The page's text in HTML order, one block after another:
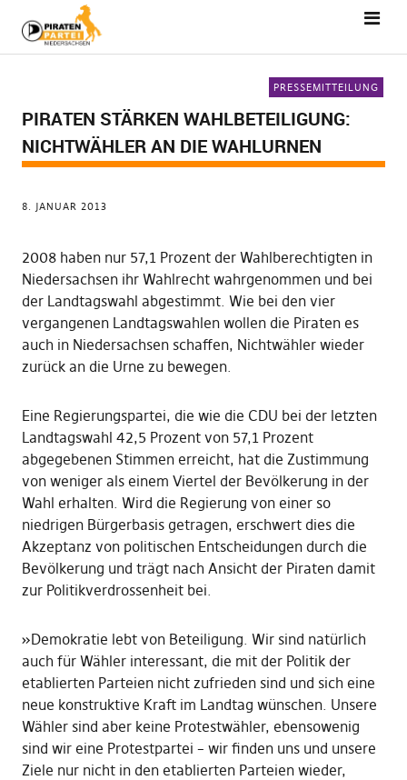
PRESSEMITTEILUNG
PIRATEN STÄRKEN WAHLBETEILIGUNG:
NICHTWÄHLER AN DIE WAHLURNEN
8. JANUAR 2013
2008 haben nur 57,1 Prozent der Wahlberechtigten in
Niedersachsen ihr Wahlrecht wahrgenommen und bei
der Landtagswahl abgestimmt. Wie bei den vier
vergangenen Landtagswahlen wollen die Piraten es
auch in Niedersachsen schaffen, Nichtwähler wieder
zurück an die Urne zu bewegen.
Eine Regierungspartei, die wie die CDU bei der letzten
Landtagswahl 42,5 Prozent von 57,1 Prozent
abgegebenen Stimmen erreicht, hat die Zustimmung
von weniger als einem Viertel der Bevölkerung in der
Wahl erhalten. Wird die Regierung von einer so
niedrigen Bürgerbasis getragen, erschwert dies die
Akzeptanz von politischen Entscheidungen durch die
Bevölkerung und trägt nach Ansicht der Piraten damit
zur Politikverdrossenheit bei.
»Demokratie lebt von Beteiligung. Wir sind natürlich
auch für Wähler interessant, die mit der Politik der
etablierten Parteien nicht zufrieden sind und sich eine
neue konstruktive Kraft im Landtag wünschen. Unsere
Wähler sind aber keine Protestwähler, ebensowenig
sind wir eine Protestpartei – wir finden uns und unsere
Ziele nur nicht in den etablierten Parteien wieder,